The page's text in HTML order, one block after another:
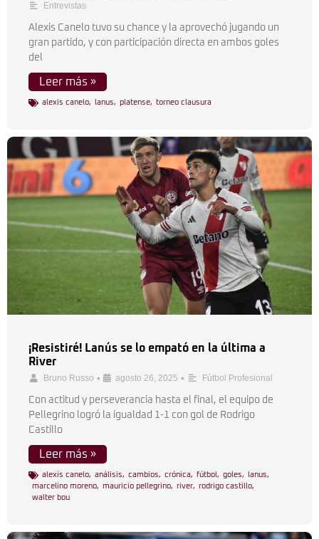
Entrevistas
Alexis Canelo tuvo su chance y la aprovechó jugando un
gran partido, y con participación directa en ambos goles
del
Leer más »
alexis canelo, lanus, platense, torneo clausura
¡Resistiré! Lanús se lo empató en la última a
River
Bruno Russo • agosto 26, 2025 • Fútbol Profesional
Con actitud y perseverancia hasta el final, el equipo de
Pellegrino logró la igualdad 1-1 con gol de Rodrigo
Castillo
Leer más »
alexis canelo, análisis, cambios, crónica, fútbol , goles, lanus,
marcelino moreno, mauricio pellegrino, river, rodrigo castillo,
walter bou